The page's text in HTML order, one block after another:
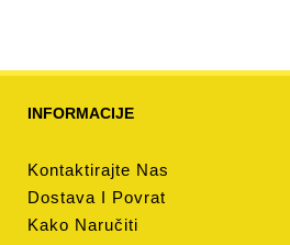
INFORMACIJE
Kontaktirajte Nas
Dostava I Povrat
Kako Naručiti